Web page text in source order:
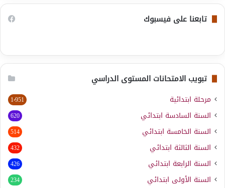
تابعنا على فيسبوك
تبويب الامتحانات المستوى الدراسي
مرحلة ابتدائية 1٬951
السنة السادسة ابتدائي 620
السنة الخامسة ابتدائي 514
السنة الثالثة ابتدائي 432
السنة الرابعة ابتدائي 426
السنة الأولى ابتدائي 234